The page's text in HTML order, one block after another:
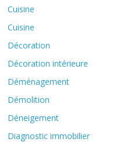
Cuisine
Cuisine
Décoration
Décoration intérieure
Déménagement
Démolition
Déneigement
Diagnostic immobilier